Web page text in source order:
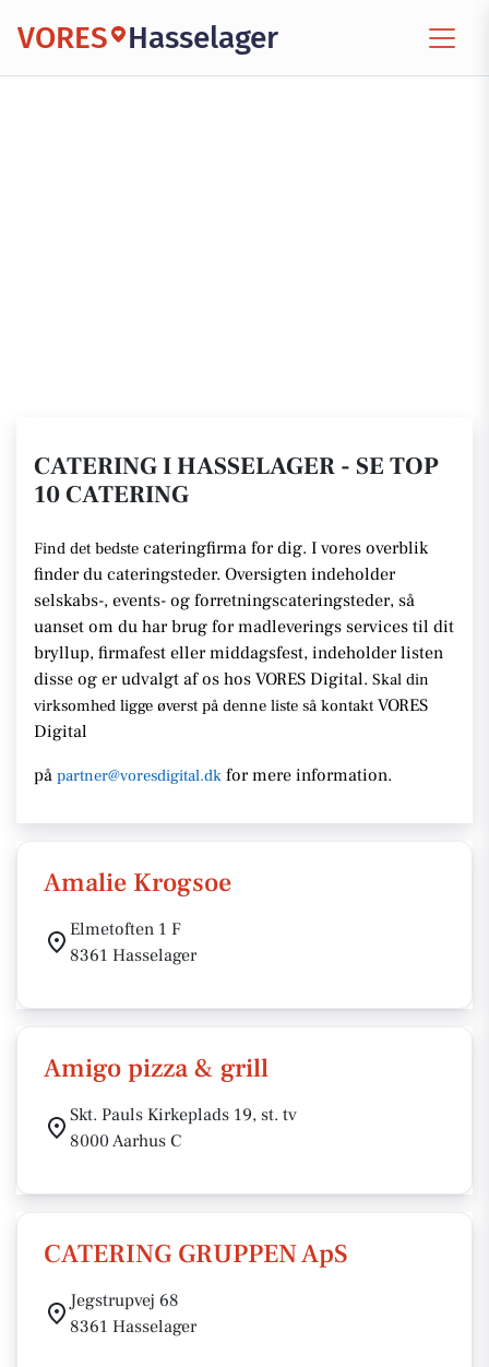
VORES Hasselager
CATERING I HASSELAGER - SE TOP
10 CATERING
Find det bedste cateringfirma for dig. I vores overblik
finder du cateringsteder. Oversigten indeholder
selskabs-, events- og forretningscateringsteder, så
uanset om du har brug for madleverings services til dit
bryllup, firmafest eller middagsfest, indeholder listen
disse og er udvalgt af os hos VORES Digital. Skal din
virksomhed ligge øverst på denne liste så kontakt VORES
Digital
på partner@voresdigital.dk for mere information.
Amalie Krogsoe
Elmetoften 1 F
8361 Hasselager
Amigo pizza & grill
Skt. Pauls Kirkeplads 19, st. tv
8000 Aarhus C
CATERING GRUPPEN ApS
Jegstrupvej 68
8361 Hasselager